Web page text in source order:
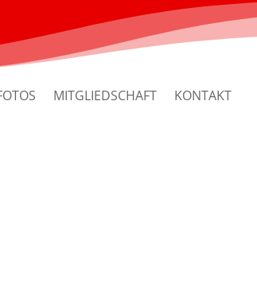
MITGLIEDSCHAFT KONTAKT